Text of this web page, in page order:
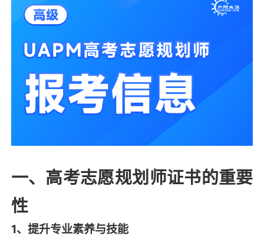
一、高考志愿规划师证书的重要
性
1、提升专业素养与技能